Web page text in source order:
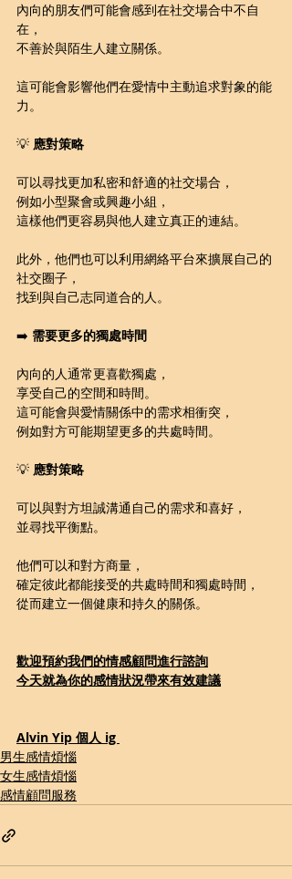
內向的朋友們可能會感到在社交場合中不自
在，
不善於與陌生人建立關係。
這可能會影響他們在愛情中主動追求對象的能
力。
💡 應對策略
可以尋找更加私密和舒適的社交場合，
例如小型聚會或興趣小組，
這樣他們更容易與他人建立真正的連結。
此外，他們也可以利用網絡平台來擴展自己的
社交圈子，
找到與自己志同道合的人。
➡️ 需要更多的獨處時間
內向的人通常更喜歡獨處，
享受自己的空間和時間。
這可能會與愛情關係中的需求相衝突，
例如對方可能期望更多的共處時間。
💡 應對策略
可以與對方坦誠溝通自己的需求和喜好，
並尋找平衡點。
他們可以和對方商量，
確定彼此都能接受的共處時間和獨處時間，
從而建立一個健康和持久的關係。
歡迎預約我們的情感顧問進行諮詢
今天就為你的感情狀況帶來有效建議
Alvin Yip 個人 ig
男生感情煩惱
女生感情煩惱
感情顧問服務